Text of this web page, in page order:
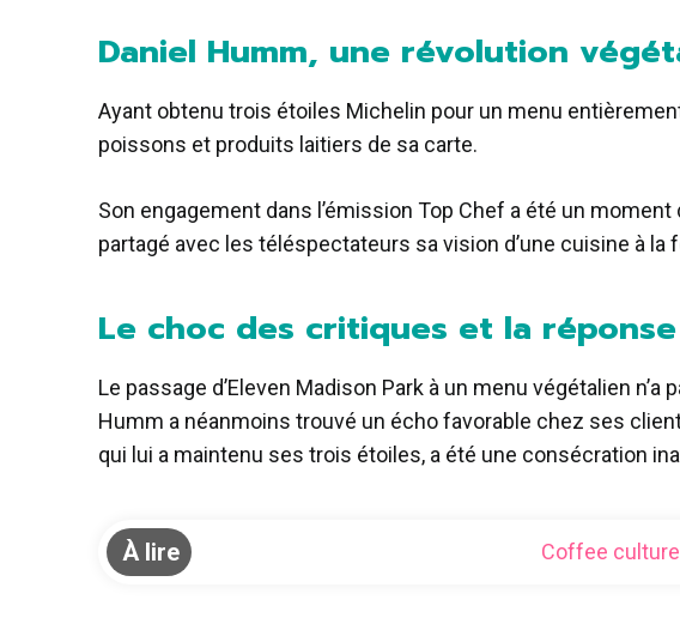
Daniel Humm, une révolution
Ayant obtenu trois étoiles Michelin pour un menu
poissons et produits laitiers de sa carte.
Son engagement dans l’émission Top Chef a été un
partagé avec les téléspectateurs sa vision d’une cuisine à
Le choc des critiques et la
Le passage d’Eleven Madison Park à un menu végétalien
Humm a néanmoins trouvé un écho favorable chez ses
qui lui a maintenu ses trois étoiles, a été une consécration
À lire Coffee